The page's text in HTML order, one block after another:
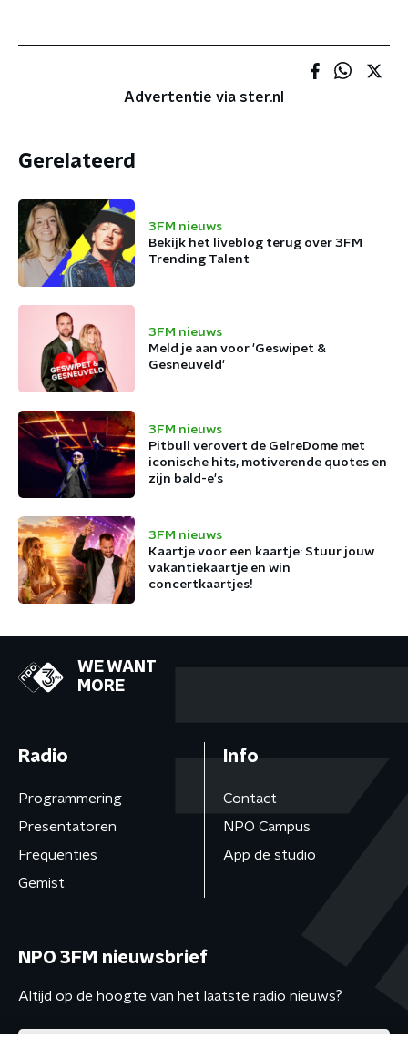
Advertentie via ster.nl
Gerelateerd
3FM nieuws
Bekijk het liveblog terug over 3FM
Trending Talent
3FM nieuws
Meld je aan voor 'Geswipet &
Gesneuveld'
3FM nieuws
Pitbull verovert de GelreDome met
iconische hits, motiverende quotes en
zijn bald-e's
3FM nieuws
Kaartje voor een kaartje: Stuur jouw
vakantiekaartje en win
concertkaartjes!
WE WANT
MORE
Radio
Programmering
Presentatoren
Frequenties
Gemist
Info
Contact
NPO Campus
App de studio
NPO 3FM nieuwsbrief
Altijd op de hoogte van het laatste radio nieuws?